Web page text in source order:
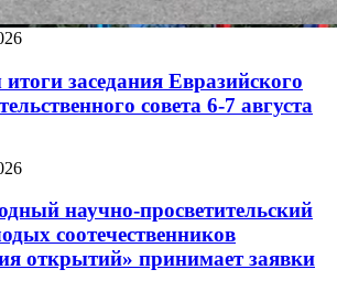
заседания Евразийского
совета 6-7 августа
научно-просветительский
соотечественников
открытий» принимает заявки